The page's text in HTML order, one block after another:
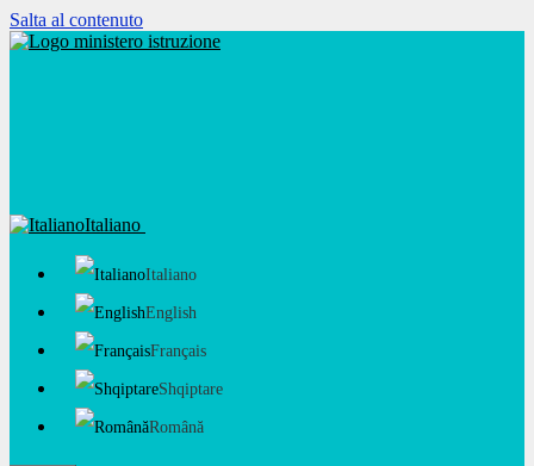
Salta al contenuto
Italiano
Italiano
English
Français
Shqiptare
Română